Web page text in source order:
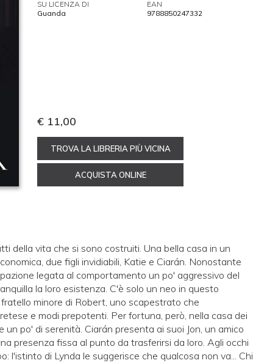
€ 11,00
TROVA LA LIBRERIA PIÙ VICINA
ACQUISTA ONLINE
SU LICENZA DI
Guanda
EAN
9788850247332
della vita che si sono costruiti. Una bella casa in un
due figli invidiabili, Katie e Ciarán. Nonostante
legata al comportamento un po' aggressivo del
la loro esistenza. C'è solo un neo in questo
minore di Robert, uno scapestrato che
e modi prepotenti. Per fortuna, però, nella casa dei
po' di serenità. Ciarán presenta ai suoi Jon, un amico
presenza fissa al punto da trasferirsi da loro. Agli occhi
l'istinto di Lynda le suggerisce che qualcosa non va... Chi